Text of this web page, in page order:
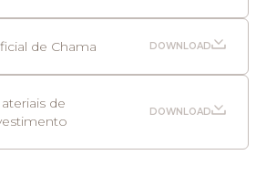
de Chama DOWNLOAD
de
DOWNLOAD